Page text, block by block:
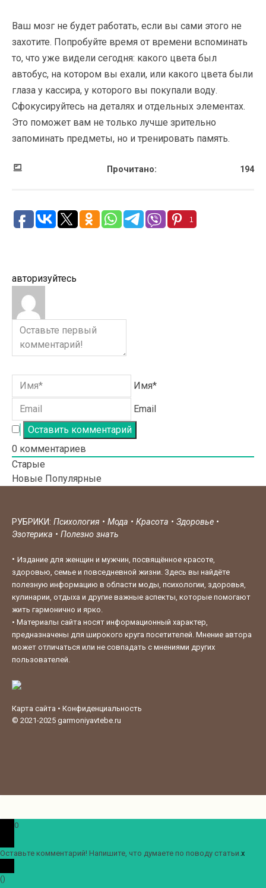
Ваш мозг не будет работать, если вы сами этого не
захотите. Попробуйте время от времени вспоминать
то, что уже видели сегодня: какого цвета был
автобус, на котором вы ехали, или какого цвета были
глаза у кассира, у которого вы покупали воду.
Сфокусируйтесь на деталях и отдельных элементах.
Это поможет вам не только лучше зрительно
запоминать предметы, но и тренировать память.
Прочитано: 194
1
авторизуйтесь
Имя*
Email
0 комментариев
Старые
Новые Популярные
РУБРИКИ: Психология • Мода • Красота • Здоровье •
Эзотерика • Полезно знать
• Издание для женщин и мужчин, посвящённое красоте,
здоровью, семье и повседневной жизни. Здесь вы найдёте
полезную информацию в области моды, психологии, здоровья,
кулинарии, отдыха и другие важные аспекты, которые помогают
жить гармонично и ярко.
• Материалы сайта носят информационный характер,
предназначены для широкого круга посетителей. Мнение автора
может отличаться или не совпадать с мнениями других
пользователей.
Карта сайта • Конфиденциальность
© 2021-2025 garmoniyavtebe.ru
0
Оставьте комментарий! Напишите, что думаете по поводу статьи. x
()